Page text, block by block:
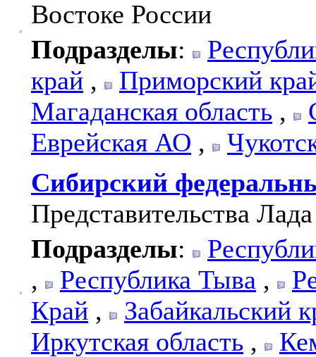
Востоке России
Подразделы:
край ,
Приморский
Магаданская область ,
Еврейская АО ,
Сибирский
Представительства
Подразделы:
,
Республика Тыва ,
Край ,
Забайкальский
Иркутская область ,